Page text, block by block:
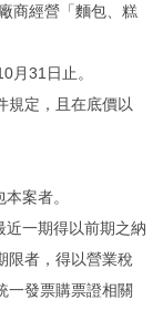
商經營「麵包、糕
月31日止。
規定，且在底價以
案者。
近一期得以前期之納
限者，得以營業稅
一發票購票證相關